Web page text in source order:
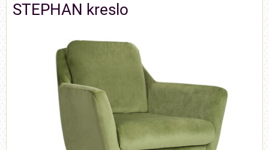
STEPHAN kreslo